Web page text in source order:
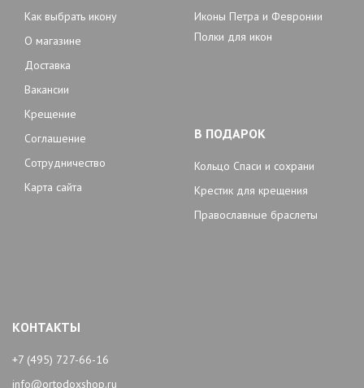
Как выбрать икону
О магазине
Доставка
Вакансии
Крещение
Соглашение
Сотрудничество
Карта сайта
Иконы Петра и Февронии
Полки для икон
В ПОДАРОК
Кольцо Спаси и сохрани
Крестик для крещения
Православные браслеты
КОНТАКТЫ
+7 (495) 727-66-16
info@ortodoxshop.ru